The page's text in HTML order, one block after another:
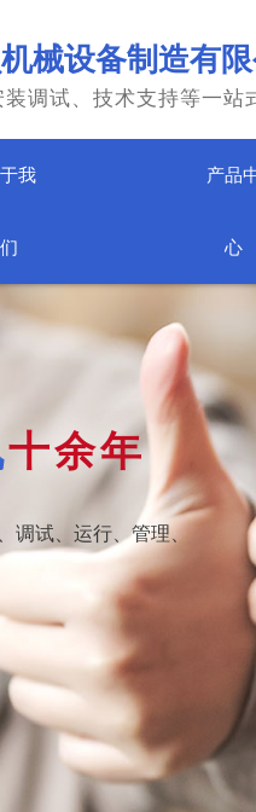
械设备制造有限
调试、技术支持等一站
我
们
产品
心
十余年
调试、运行、管理、